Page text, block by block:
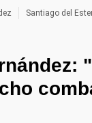
Santiago del